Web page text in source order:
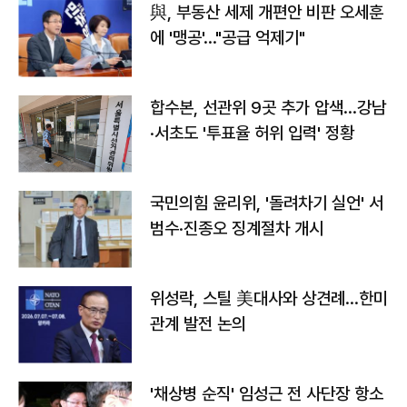
與, 부동산 세제 개편안 비판 오세훈
에 '맹공'…"공급 억제기"
합수본, 선관위 9곳 추가 압색…강남
·서초도 '투표율 허위 입력' 정황
국민의힘 윤리위, '돌려차기 실언' 서
범수·진종오 징계절차 개시
위성락, 스틸 美대사와 상견례…한미
관계 발전 논의
'채상병 순직' 임성근 전 사단장 항소